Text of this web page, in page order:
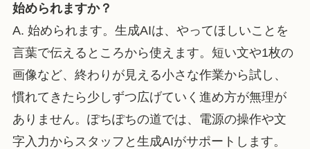
始められますか？
A. 始められます。生成AIは、やってほしいことを
言葉で伝えるところから使えます。短い文や1枚の
画像など、終わりが見える小さな作業から試し、
慣れてきたら少しずつ広げていく進め方が無理が
ありません。ぽちぽちの道では、電源の操作や文
字入力からスタッフと生成AIがサポートします。